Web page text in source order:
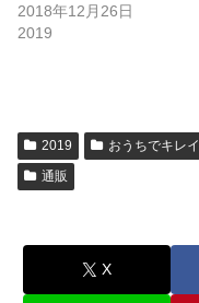
2018年12月26日
2019
2019 おうちでキレイ
通販
X